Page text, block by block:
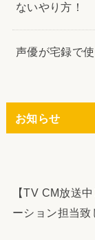
ないやり方！
声優が宅録で
お知らせ
【TV CM放送中
ーション担当致